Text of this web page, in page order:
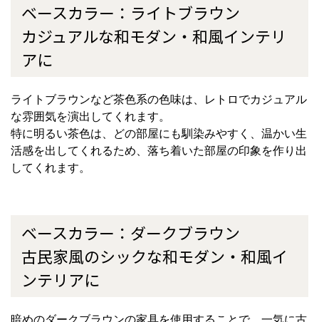
ベースカラー：ライトブラウン
カジュアルな和モダン・和風インテリ
アに
ライトブラウンなど茶色系の色味は、レトロでカジュアル
な雰囲気を演出してくれます。
特に明るい茶色は、どの部屋にも馴染みやすく、温かい生
活感を出してくれるため、落ち着いた部屋の印象を作り出
してくれます。
ベースカラー：ダークブラウン
古民家風のシックな和モダン・和風イ
ンテリアに
暗めのダークブラウンの家具を使用することで、一気に古